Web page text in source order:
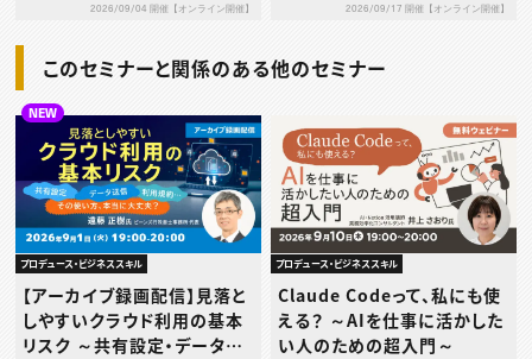
2026/09/04 開催【オンライン開催】
で身につけるデータ判定と集
2026/09/17 開催【オンライン開催】
このセミナーと関係のある他のセミナー
NEW
プロデュース・ビジネススキル
【アーカイブ録画配信】見落と
しやすいクラウド利用の基本
リスク ～共有設定・データ送
プロデュース・ビジネススキル
Claude Codeって、私にも使
える？ ～AIを仕事に活かした
い人のための超入門～